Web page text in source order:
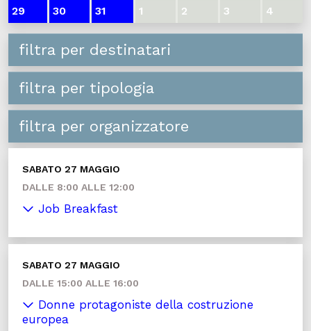
29
30 31 1 2 3 4
filtra per destinatari
filtra per tipologia
filtra per organizzatore
SABATO 27 MAGGIO
DALLE 8:00 ALLE 12:00
Job Breakfast
SABATO 27 MAGGIO
DALLE 15:00 ALLE 16:00
Donne protagoniste della costruzione
europea